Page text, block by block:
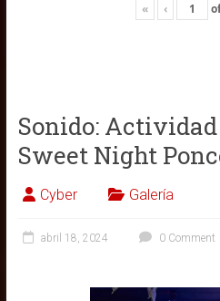
« ‹
Sonido:
Sweet Night
Cyber Galería
abril 18, 2024 0 Comment